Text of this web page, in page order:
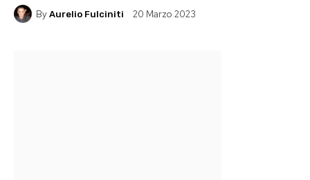
By Aurelio Fulciniti 20 Marzo 2023